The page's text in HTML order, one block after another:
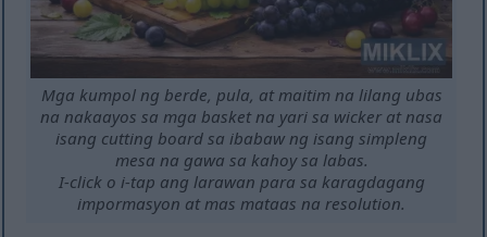
Mga kumpol ng berde, pula, at maitim na lilang ubas
na nakaayos sa mga basket na yari sa wicker at nasa
isang cutting board sa ibabaw ng isang simpleng
mesa na gawa sa kahoy sa labas.
I-click o i-tap ang larawan para sa karagdagang
impormasyon at mas mataas na resolution.